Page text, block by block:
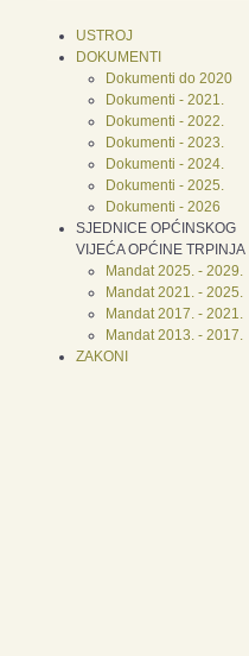
USTROJ
DOKUMENTI
Dokumenti do 2020
Dokumenti - 2021.
Dokumenti - 2022.
Dokumenti - 2023.
Dokumenti - 2024.
Dokumenti - 2025.
Dokumenti - 2026
SJEDNICE OPĆINSKOG
VIJEĆA OPĆINE TRPINJA
Mandat 2025. - 2029.
Mandat 2021. - 2025.
Mandat 2017. - 2021.
Mandat 2013. - 2017.
ZAKONI